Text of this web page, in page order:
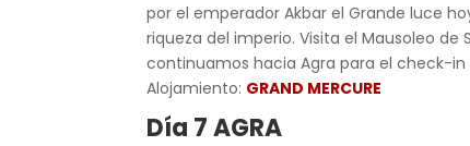
por el emperador Akbar el Grande luce
riqueza del imperio. Visita el Mausoleo
continuamos hacia Agra para el check-in
Alojamiento: GRAND MERCURE
Día 7 AGRA